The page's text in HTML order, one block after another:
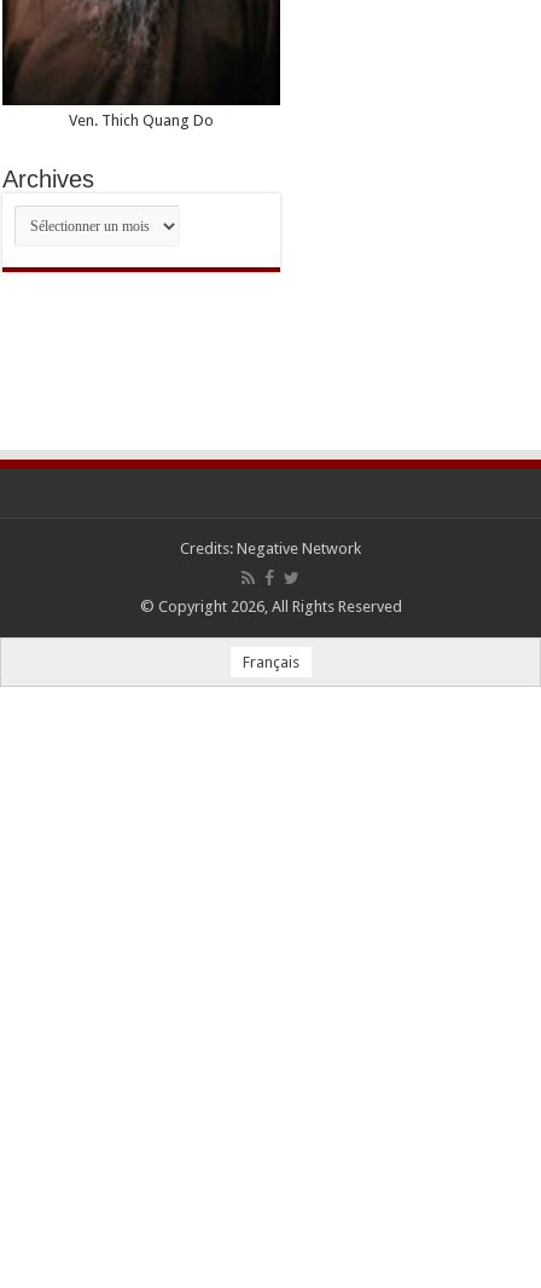
Ven. Thich Quang Do
Archives
Archives
Credits: Negative Network
© Copyright 2026, All Rights Reserved
Français